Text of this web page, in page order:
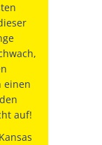
einen
auf!